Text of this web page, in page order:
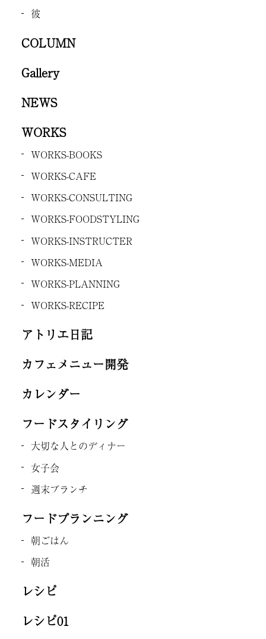
彼
COLUMN
Gallery
NEWS
WORKS
WORKS-BOOKS
WORKS-CAFE
WORKS-CONSULTING
WORKS-FOODSTYLING
WORKS-INSTRUCTER
WORKS-MEDIA
WORKS-PLANNING
WORKS-RECIPE
アトリエ日記
カフェメニュー開発
カレンダー
フードスタイリング
大切な人とのディナー
女子会
週末ブランチ
フードプランニング
朝ごはん
朝活
レシピ
レシピ01